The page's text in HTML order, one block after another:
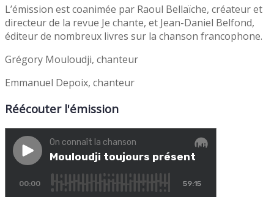
L’émission est coanimée par Raoul Bellaïche, créateur et
directeur de la revue Je chante, et Jean-Daniel Belfond,
éditeur de nombreux livres sur la chanson francophone.
Grégory Mouloudji, chanteur
Emmanuel Depoix, chanteur
Réécouter l'émission